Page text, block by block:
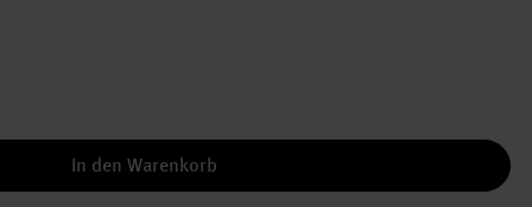
In den Warenkorb